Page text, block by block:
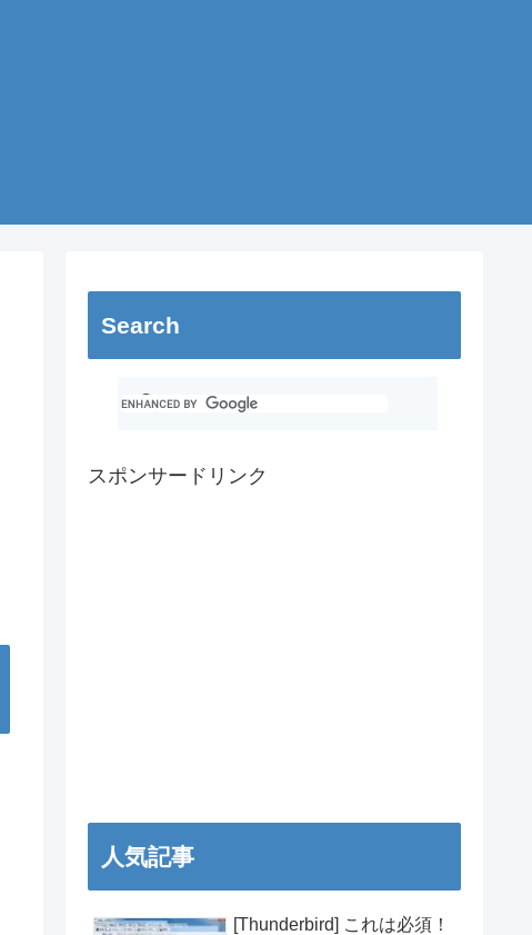
Search
スポンサードリンク
人気記事
[Thunderbird] これは必須！